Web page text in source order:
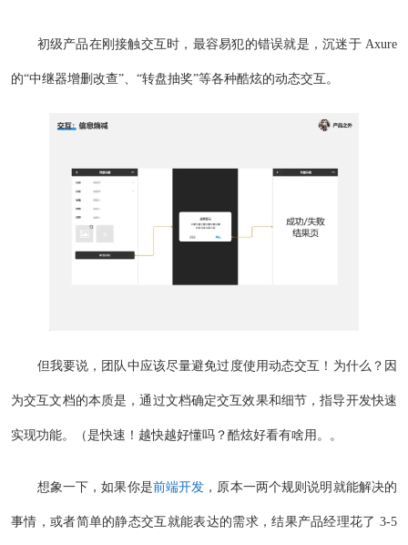
初级产品在刚接触交互时，最容易犯的错误就是，沉迷于 Axure
的“中继器增删改查”、“转盘抽奖”等各种酷炫的动态交互。
但我要说，团队中应该尽量避免过度使用动态交互！为什么？因
为交互文档的本质是，通过文档确定交互效果和细节，指导开发快速
实现功能。（是快速！越快越好懂吗？酷炫好看有啥用。。
想象一下，如果你是前端开发 ，原本一两个规则说明就能解决的
事情，或者简单的静态交互就能表达的需求，结果产品经理花了 3-5